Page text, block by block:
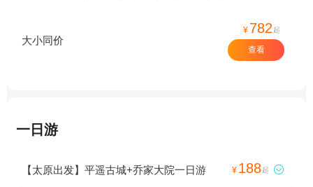
大小同价
¥ 782 起
查看
一日游
【太原出发】平遥古城+乔家大院一日游 ¥ 188起 